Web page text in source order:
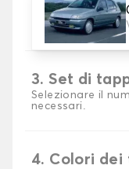
2. Materiale
Scegli il
3. Set di
Selezionare il
necessari.
4. Colori